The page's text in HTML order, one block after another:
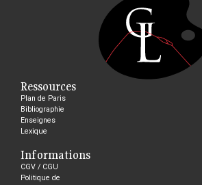
Ressources
Plan de Paris
Bibliographie
Enseignes
Lexique
Informations
CGV / CGU
Politique de